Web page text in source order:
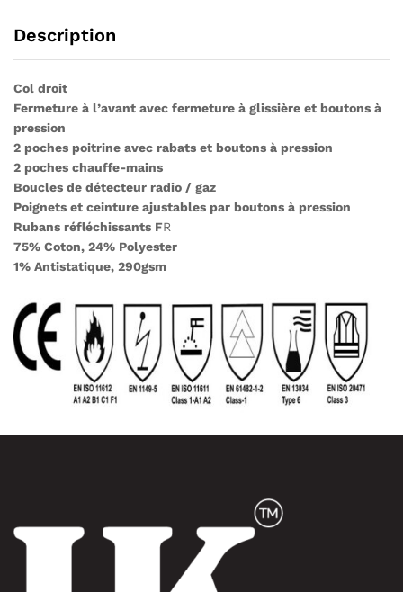
Description
Col droit
Fermeture à l’avant avec fermeture à glissière et boutons à
pression
2 poches poitrine avec rabats et boutons à pression
2 poches chauffe-mains
Boucles de détecteur radio / gaz
Poignets et ceinture ajustables par boutons à pression
Rubans réfléchissants FR
75% Coton, 24% Polyester
1% Antistatique, 290gsm